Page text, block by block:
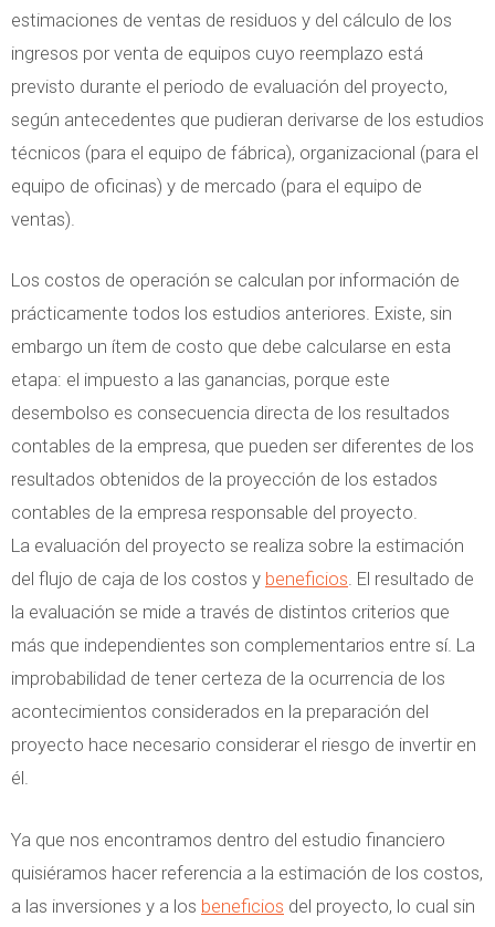
estimaciones de ventas de residuos y del cálculo de los
ingresos por venta de equipos cuyo reemplazo está
previsto durante el periodo de evaluación del proyecto,
según antecedentes que pudieran derivarse de los estudios
técnicos (para el equipo de fábrica), organizacional (para el
equipo de oficinas) y de mercado (para el equipo de
ventas).
Los costos de operación se calculan por información de
prácticamente todos los estudios anteriores. Existe, sin
embargo un ítem de costo que debe calcularse en esta
etapa: el impuesto a las ganancias, porque este
desembolso es consecuencia directa de los resultados
contables de la empresa, que pueden ser diferentes de los
resultados obtenidos de la proyección de los estados
contables de la empresa responsable del proyecto.
La evaluación del proyecto se realiza sobre la estimación
del flujo de caja de los costos y beneficios. El resultado de
la evaluación se mide a través de distintos criterios que
más que independientes son complementarios entre sí. La
improbabilidad de tener certeza de la ocurrencia de los
acontecimientos considerados en la preparación del
proyecto hace necesario considerar el riesgo de invertir en
él.
Ya que nos encontramos dentro del estudio financiero
quisiéramos hacer referencia a la estimación de los costos,
a las inversiones y a los beneficios del proyecto, lo cual sin